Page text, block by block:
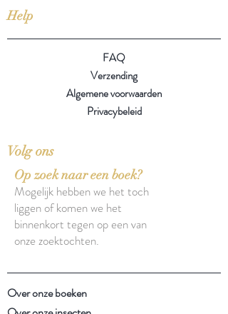
Help
FAQ
Verzending
Algemene voorwaarden
Privacybeleid
Volg ons
Op zoek naar een boek?
Mogelijk hebben we het toch
liggen of komen we het
binnenkort tegen op een van
onze zoektochten.
Over onze boeken